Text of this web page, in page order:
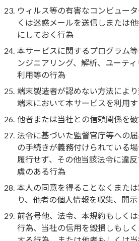
ウィルス等の有害なコンピュー
くは迷惑メールを送信しまたは
にしておく行為
本サービスに関するプログラム
ンジニアリング、解析、ユーティ
利用等の行為
端末製造者が認めない方法によ
端末において本サービスを利用
他者または当社との信頼関係を
法令に基づいた監督官庁等への
の手続きが義務付けられている
履行せず、その他当該法令に違
虞のある行為
本人の同意を得ることなくまた
り、他者の個人情報を収集、開
前各号他、法令、本規約もしく
行為、当社の信用を毀損しもし